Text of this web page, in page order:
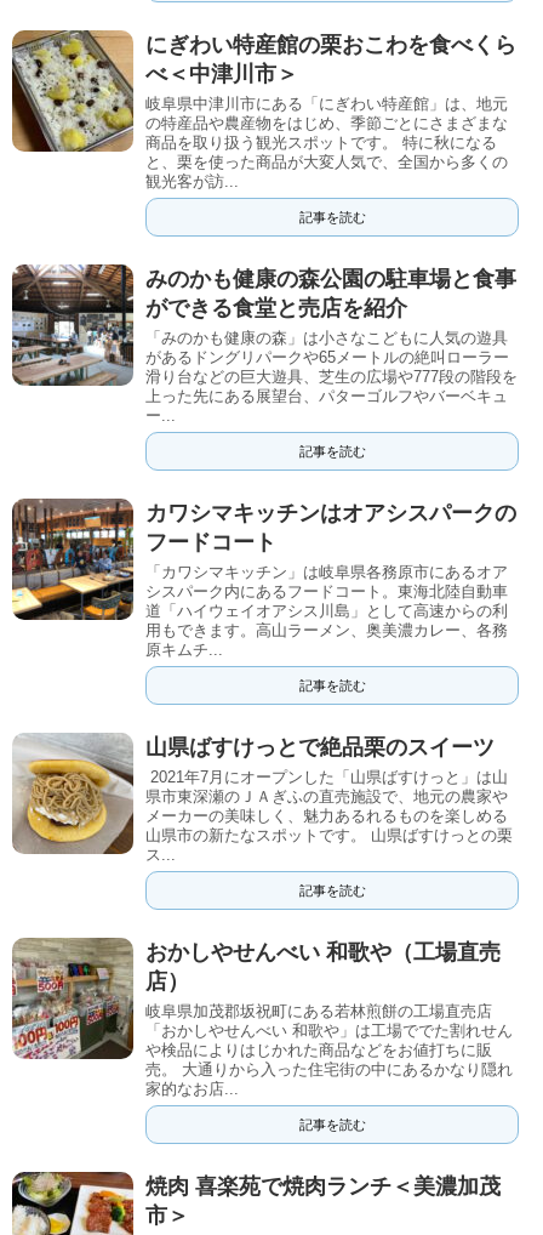
にぎわい特産館の栗おこわを食べくら
べ＜中津川市＞
岐阜県中津川市にある「にぎわい特産館」は、地元
の特産品や農産物をはじめ、季節ごとにさまざまな
商品を取り扱う観光スポットです。 特に秋になる
と、栗を使った商品が大変人気で、全国から多くの
観光客が訪...
記事を読む
みのかも健康の森公園の駐車場と食事
ができる食堂と売店を紹介
「みのかも健康の森」は小さなこどもに人気の遊具
があるドングリパークや65メートルの絶叫ローラー
滑り台などの巨大遊具、芝生の広場や777段の階段を
上った先にある展望台、パターゴルフやバーベキュ
ー...
記事を読む
カワシマキッチンはオアシスパークの
フードコート
「カワシマキッチン」は岐阜県各務原市にあるオア
シスパーク内にあるフードコート。東海北陸自動車
道「ハイウェイオアシス川島」として高速からの利
用もできます。高山ラーメン、奥美濃カレー、各務
原キムチ...
記事を読む
山県ばすけっとで絶品栗のスイーツ
2021年7月にオープンした「山県ばすけっと」は山
県市東深瀬のＪＡぎふの直売施設で、地元の農家や
メーカーの美味しく、魅力あるれるものを楽しめる
山県市の新たなスポットです。 山県ばすけっとの栗
ス...
記事を読む
おかしやせんべい 和歌や（工場直売
店）
岐阜県加茂郡坂祝町にある若林煎餅の工場直売店
「おかしやせんべい 和歌や」は工場ででた割れせん
や検品によりはじかれた商品などをお値打ちに販
売。 大通りから入った住宅街の中にあるかなり隠れ
家的なお店...
記事を読む
焼肉 喜楽苑で焼肉ランチ＜美濃加茂
市＞